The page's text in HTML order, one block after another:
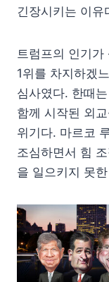
긴장시키는 이유
트럼프의 인기가
1위를 차지하겠
심사였다. 한때
함께 시작된 외
위기다. 마르코
조심하면서 힘
을 일으키지 못